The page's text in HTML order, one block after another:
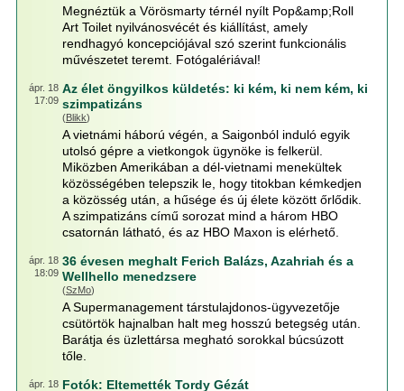
Megnéztük a Vörösmarty térnél nyílt Pop&amp;Roll
Art Toilet nyilvánosvécét és kiállítást, amely
rendhagyó koncepciójával szó szerint funkcionális
művészetet teremt. Fotógalériával!
ápr. 18
17:09
Az élet öngyilkos küldetés: ki kém, ki nem kém, ki
szimpatizáns
(Blikk)
A vietnámi háború végén, a Saigonból induló egyik
utolsó gépre a vietkongok ügynöke is felkerül.
Miközben Amerikában a dél-vietnami menekültek
közösségében telepszik le, hogy titokban kémkedjen
a közösség után, a hűsége és új élete között őrlődik.
A szimpatizáns című sorozat mind a három HBO
csatornán látható, és az HBO Maxon is elérhető.
ápr. 18
18:09
36 évesen meghalt Ferich Balázs, Azahriah és a
Wellhello menedzsere
(SzMo)
A Supermanagement társtulajdonos-ügyvezetője
csütörtök hajnalban halt meg hosszú betegség után.
Barátja és üzlettársa megható sorokkal búcsúzott
tőle.
ápr. 18 Fotók: Eltemették Tordy Gézát